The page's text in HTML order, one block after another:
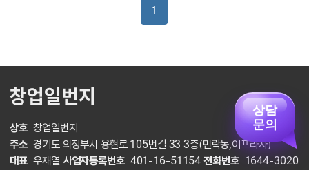
1
창업일번지
상호 창업일번지
주소 경기도 의정부시 용현로 105번길 33 3층(민락동,이프라자)
대표 우재열 사업자등록번호 401-16-51154 전화번호 1644-3020
상담
문의